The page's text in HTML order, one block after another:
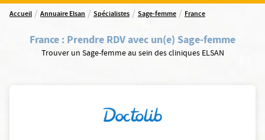
Accueil / Annuaire Elsan / Spécialistes / Sage-femme / France
France : Prendre RDV avec un(e) Sage-femme
Trouver un Sage-femme au sein des cliniques ELSAN